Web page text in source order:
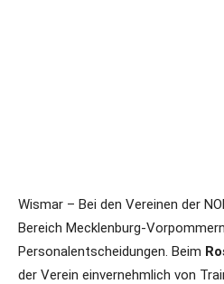
Wismar – Bei den Vereinen der
Bereich Mecklenburg-
Personalentscheidungen. Beim
der Verein einvernehmlich von